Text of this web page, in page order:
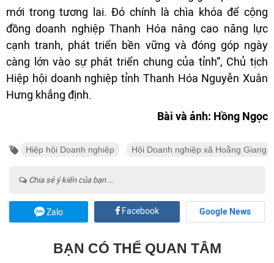
mới trong tương lai. Đó chính là chìa khóa để cộng
đồng doanh nghiệp Thanh Hóa nâng cao năng lực
cạnh tranh, phát triển bền vững và đóng góp ngày
càng lớn vào sự phát triển chung của tỉnh”, Chủ tịch
Hiệp hội doanh nghiệp tỉnh Thanh Hóa Nguyễn Xuân
Hưng khẳng định.
Bài và ảnh: Hồng Ngọc
Hiệp hội Doanh nghiệp Hội Doanh nghiệp xã Hoằng Giang
Chia sẻ ý kiến của bạn ...
Zalo Facebook Google News
BẠN CÓ THỂ QUAN TÂM